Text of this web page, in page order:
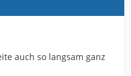
auch so langsam ganz